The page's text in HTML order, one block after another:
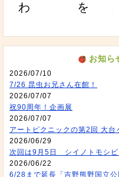
わ
を
お知ら
2026/07/10
7/26 昆虫お兄さん在館！
2026/07/07
祝90周年！企画展
2026/07/07
アートピクニックの第2回 大台
2026/06/29
次回は9月5日 シイノトモシビ
2026/06/22
6/28まで延長「吉野熊野国立